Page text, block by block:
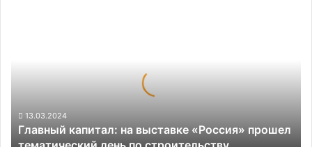
день
по
строительству
13.03.2024
Главный капитал: на выставке «Россия» прошел